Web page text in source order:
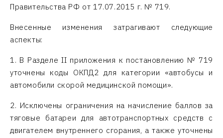
Правительства РФ от 17.07.2015 г. № 719.
Внесенные изменения затрагивают следующие
аспекты:
1. В Разделе II приложения к постановлению № 719
уточнены коды ОКПД2 для категории «автобусы и
автомобили скорой медицинской помощи».
2. Исключены ограничения на начисление баллов за
тяговые батареи для автотранспортных средств с
двигателем внутреннего сгорания, а также уточнены